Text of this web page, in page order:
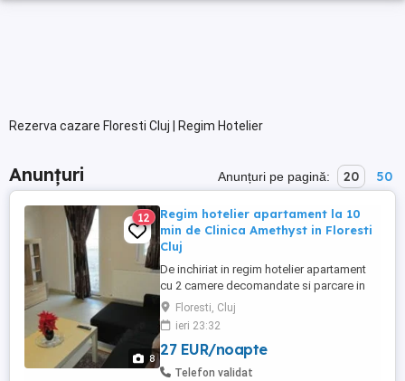
Rezerva cazare Floresti Cluj | Regim Hotelier
Anunțuri Anunțuri pe pagină: 20 50
8
12
Regim hotelier apartament la 10
min de Clinica Amethyst in Floresti
Cluj
De inchiriat in regim hotelier apartament
cu 2 camere decomandate si parcare in
Floresti Cluj la 10 min de Clinica Amethyst
cu acces la bloc din str Eroilor nr 13
(acces din parcarea Pepco & Carrefour
Market). Disponibil pentru Untold 2026.
Amplasarea apartamentului este conform
Floresti, Cluj
ieri 23:32
27 EUR/noapte
Telefon validat